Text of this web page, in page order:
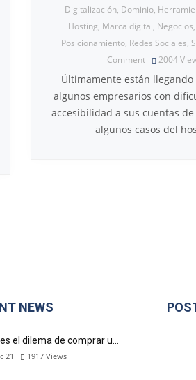
Digitalización, Dominio,
Hosting, Marca digital, Negocios,
Posicionamiento, Redes Sociales,
Comment
2004
Últimamente están llegando
algunos empresarios con
accesibilidad a sus cuentas
algunos casos del
NEWS
el dilema de comprar u…
21 1917 Views